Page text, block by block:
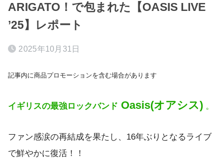
ARIGATO！で包まれた【OASIS LIVE
’25】レポート
2025年10月31日
記事内に商品プロモーションを含む場合があります
イギリスの最強ロックバンド Oasis(オアシス) 。
ファン感涙の再結成を果たし、16年ぶりとなるライブ
で鮮やかに復活！！